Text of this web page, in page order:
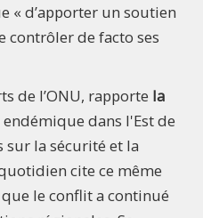
« d’apporter un soutien
contrôler de facto ses
de l’ONU, rapporte la
endémique dans l'Est de
sur la sécurité et la
cite ce même
le conflit a continué